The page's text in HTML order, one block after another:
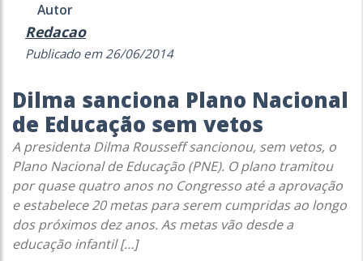
Autor
Redacao
Publicado em 26/06/2014
Dilma sanciona Plano Nacional
de Educação sem vetos
A presidenta Dilma Rousseff sancionou, sem vetos, o
Plano Nacional de Educação (PNE). O plano tramitou
por quase quatro anos no Congresso até a aprovação
e estabelece 20 metas para serem cumpridas ao longo
dos próximos dez anos. As metas vão desde a
educação infantil […]